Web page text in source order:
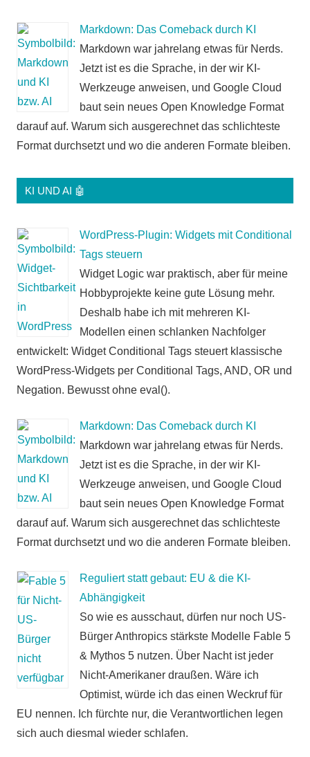
Markdown: Das Comeback durch KI
Markdown war jahrelang etwas für Nerds.
Jetzt ist es die Sprache, in der wir KI-
Werkzeuge anweisen, und Google Cloud
baut sein neues Open Knowledge Format
darauf auf. Warum sich ausgerechnet das schlichteste
Format durchsetzt und wo die anderen Formate bleiben.
KI UND AI 🤖
WordPress-Plugin: Widgets mit Conditional
Tags steuern
Widget Logic war praktisch, aber für meine
Hobbyprojekte keine gute Lösung mehr.
Deshalb habe ich mit mehreren KI-
Modellen einen schlanken Nachfolger
entwickelt: Widget Conditional Tags steuert klassische
WordPress-Widgets per Conditional Tags, AND, OR und
Negation. Bewusst ohne eval().
Markdown: Das Comeback durch KI
Markdown war jahrelang etwas für Nerds.
Jetzt ist es die Sprache, in der wir KI-
Werkzeuge anweisen, und Google Cloud
baut sein neues Open Knowledge Format
darauf auf. Warum sich ausgerechnet das schlichteste
Format durchsetzt und wo die anderen Formate bleiben.
Reguliert statt gebaut: EU & die KI-
Abhängigkeit
So wie es ausschaut, dürfen nur noch US-
Bürger Anthropics stärkste Modelle Fable 5
& Mythos 5 nutzen. Über Nacht ist jeder
Nicht-Amerikaner draußen. Wäre ich
Optimist, würde ich das einen Weckruf für
EU nennen. Ich fürchte nur, die Verantwortlichen legen
sich auch diesmal wieder schlafen.